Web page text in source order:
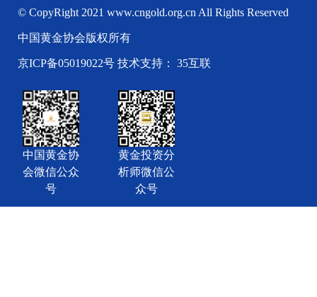
© CopyRight 2021 www.cngold.org.cn All Rights Reserved
中国黄金协会版权所有
京ICP备05019022号技术支持： 35互联
中国黄金协
会微信公众
号
黄金投资分
析师微信公
众号